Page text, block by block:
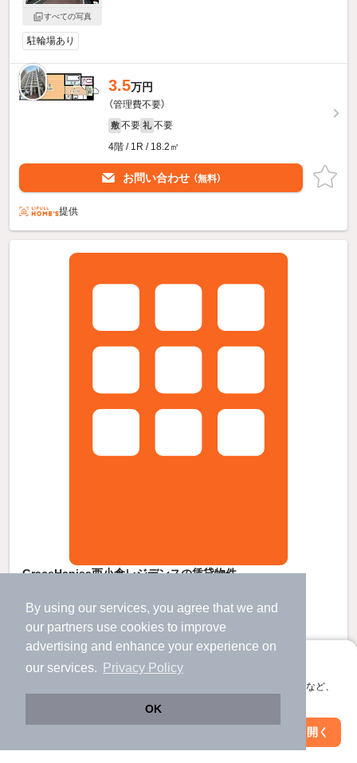
By using our services, you agree that we and
our partners use cookies to improve
advertising and enhance your experience on
our services.
Privacy Policy
OK
アプリに切り替えて、サクサクお部屋探し
会員登録なしですぐ使える。マップ検索やお気に入り保存など、
アプリを開く
すべての写真
駐輪場あり
3.5万円
（管理費不要）
敷 不要 礼 不要
4階 / 1R / 18.2㎡
お問い合わせ （無料）
提供
GraceHapisa西小倉レジデンスの賃貸物件
平和通駅 歩 14分 （小倉モノレ）
小倉駅 歩
分 （小倉モノレ
ほか1駅（徒歩20分圏内）
福岡県北九州市小倉北区大門２丁目
9階建 / 5年6ヶ月 / ＲＣ
8.1万円
絞り込み条件を変更